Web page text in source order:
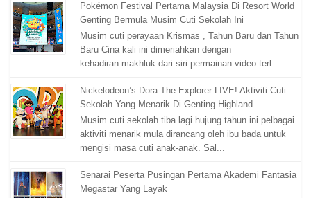
Pokémon Festival Pertama Malaysia Di Resort World
Genting Bermula Musim Cuti Sekolah Ini
Musim cuti perayaan Krismas , Tahun Baru dan Tahun
Baru Cina kali ini dimeriahkan dengan
kehadiran makhluk dari siri permainan video terl...
Nickelodeon’s Dora The Explorer LIVE! Aktiviti Cuti
Sekolah Yang Menarik Di Genting Highland
Musim cuti sekolah tiba lagi hujung tahun ini pelbagai
aktiviti menarik mula dirancang oleh ibu bada untuk
mengisi masa cuti anak-anak. Sal...
Senarai Peserta Pusingan Pertama Akademi Fantasia
Megastar Yang Layak